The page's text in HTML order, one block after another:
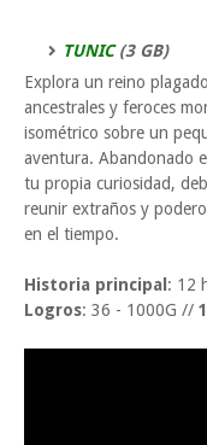
TUNIC(3 GB)
Explora un reino
ancestrales y feroces
isométrico sobre un
aventura. Abandonado
tu propia curiosidad,
reunir extraños y
en el tiempo.
Historia principal: 12
Logros: 36 - 1000G //